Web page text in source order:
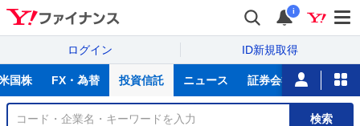
i
ログイン ID新規取得
主
な
サ
国株 FX・為替 投資信託 ニュース 証券会社比較 NISA
銘
検索